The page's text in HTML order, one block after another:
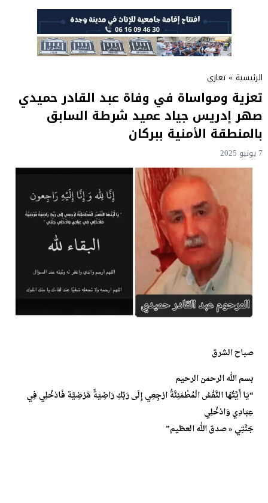
الرئيسية » تعازي
تعزية ومواساة في وفاة عبد القادر حميدي
صهر إدريس جياد عميد شرطة السابق
بالمنطقة الأمنية ببركان
7 يونيو 2025
صباح الشرق
بسم الله الرحمن الرحيم
“يَا أَيَّتُهَا النَّفْسُ الْمُطْمَئِنَّةُ ارْجِعِي إِلَى رَبِّكِ رَاضِيَةً مَّرْضِيَّة فَادْخُلِي فِي
عِبَادِي وَادْخُلِي
جَنَّتِي « صدق الله العظيم”